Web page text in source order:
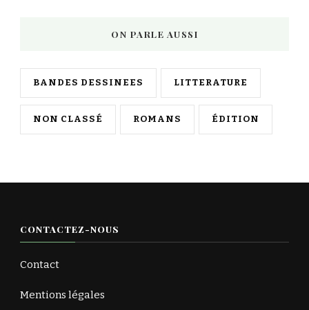
ON PARLE AUSSI
BANDES DESSINEES LITTERATURE
NON CLASSÉ ROMANS ÉDITION
CONTACTEZ-NOUS
Contact
Mentions légales